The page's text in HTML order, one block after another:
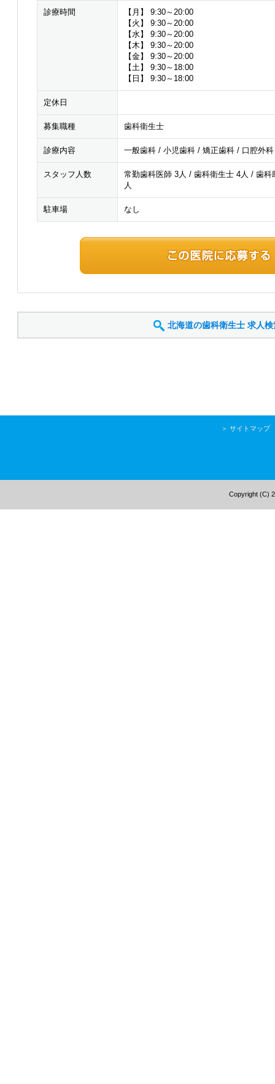
診療時間
【月】 9:30～20:00
【火】 9:30～20:00
【水】 9:30～20:00
【木】 9:30～20:00
【金】 9:30～20:00
【土】 9:30～18:00
【日】 9:30～18:00
定休日
募集職種 歯科衛生士
診療内容 一般歯科 / 小児歯科 / 矯正歯科 / 口腔外科
スタッフ人数
常勤歯科医師 3人 / 歯科衛生士 4人 / 歯
人
駐車場 なし
北海道の歯科衛生士 求人
＞ サイトマップ
Copyright (C)